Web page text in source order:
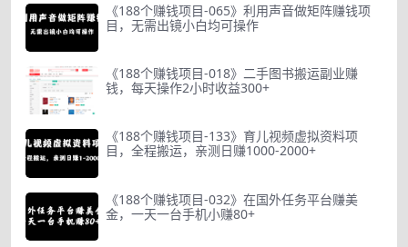
《188个赚钱项目-065》利用声音做矩阵赚钱项
目，无需出镜小白均可操作
《188个赚钱项目-018》二手图书搬运副业赚
钱，每天操作2小时收益300+
《188个赚钱项目-133》育儿视频虚拟资料项
目，全程搬运，亲测日赚1000-2000+
《188个赚钱项目-032》在国外任务平台赚美
金，一天一台手机小赚80+